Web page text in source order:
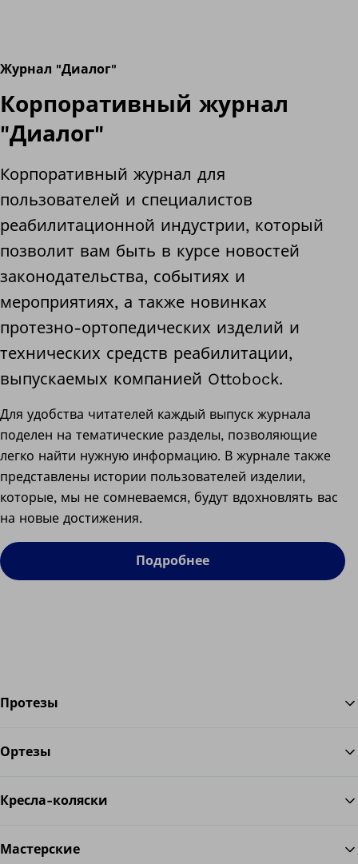
Журнал "Диалог"
Корпоративный журнал
"Диалог"
Корпоративный журнал для
пользователей и специалистов
реабилитационной индустрии, который
позволит вам быть в курсе новостей
законодательства, событиях и
мероприятиях, а также новинках
протезно-ортопедических изделий и
технических средств реабилитации,
выпускаемых компанией Ottobock.
Для удобства читателей каждый выпуск журнала
поделен на тематические разделы, позволяющие
легко найти нужную информацию. В журнале также
представлены истории пользователей изделии,
которые, мы не сомневаемся, будут вдохновлять вас
на новые достижения.
Подробнее
Протезы
Ортезы
Кресла-коляски
Мастерские